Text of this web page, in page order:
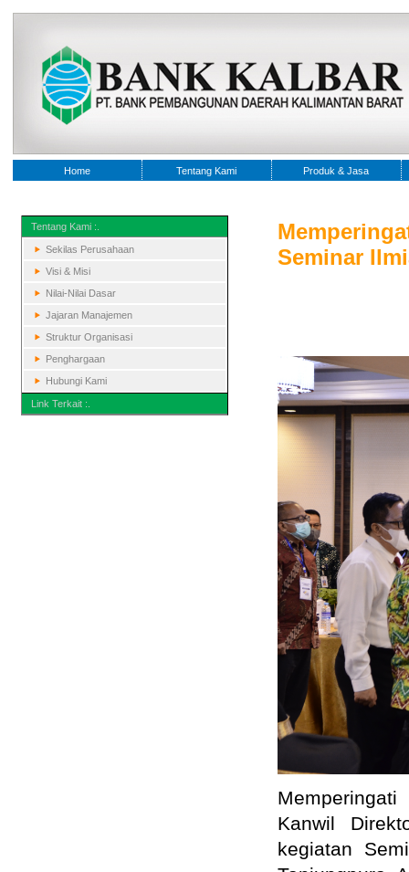
Home Tentang Kami Produk & Jasa
Tentang Kami :.
Sekilas Perusahaan
Visi & Misi
Nilai-Nilai Dasar
Jajaran Manajemen
Struktur Organisasi
Penghargaan
Hubungi Kami
Link Terkait :.
Seminar
Kanwil
kegiatan